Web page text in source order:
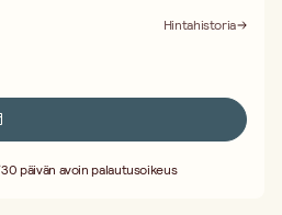
Hintahistoria
30 päivän avoin palautusoikeus